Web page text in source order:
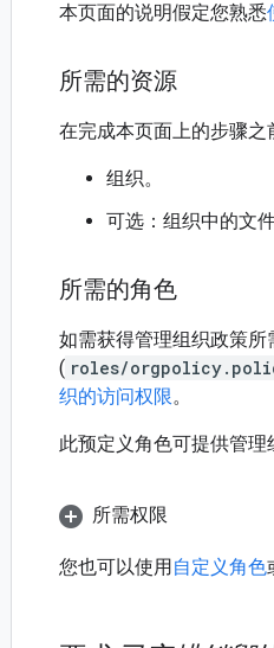
本页面的说明假定您熟悉
所需的资源
在完成本页面上的步骤之
组织。
可选：组织中的文
所需的角色
如需获得管理组织政策
( roles/
织的访问权限。
此预定义角色可提供管
所需权限
您也可以使用自定义角色